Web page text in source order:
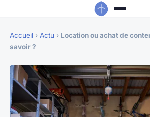
Accueil › Actu › Location ou achat de
savoir ?